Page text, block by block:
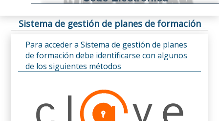
Sistema de gestión de planes de formación
Para acceder a Sistema de gestión de planes
de formación debe identificarse con algunos
de los siguientes métodos